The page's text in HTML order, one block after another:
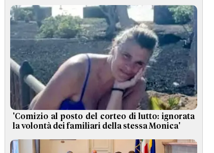
'Comizio al posto del corteo di lutto: ignorata
la volontà dei familiari della stessa Monica'